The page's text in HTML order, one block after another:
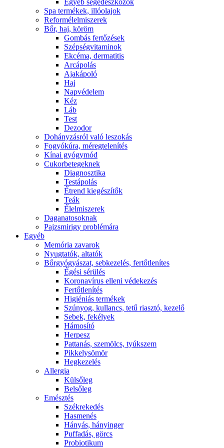
Egyéb segédeszközök
Spa termékek, illóolajok
Reformélelmiszerek
Bőr, haj, köröm
Gombás fertőzések
Szépségvitaminok
Ekcéma, dermatitis
Arcápolás
Ajakápoló
Haj
Napvédelem
Kéz
Láb
Test
Dezodor
Dohányzásról való leszokás
Fogyókúra, méregtelenítés
Kínai gyógymód
Cukorbetegeknek
Diagnosztika
Testápolás
É́trend kiegészítők
Teák
É́lelmiszerek
Daganatosoknak
Pajzsmirigy problémára
Egyéb
Memória zavarok
Nyugtatók, altatók
Bőrgyógyászat, sebkezelés, fertőtlenítes
É́gési sérülés
Koronavírus elleni védekezés
Fertőtlenítés
Higiéniás termékek
Szúnyog, kullancs, tetű riasztó, kezelő
Sebek, fekélyek
Hámosító
Herpesz
Pattanás, szemölcs, tyúkszem
Pikkelysömör
Hegkezelés
Allergia
Külsőleg
Belsőleg
Emésztés
Székrekedés
Hasmenés
Hányás, hányinger
Puffadás, görcs
Probiotikum